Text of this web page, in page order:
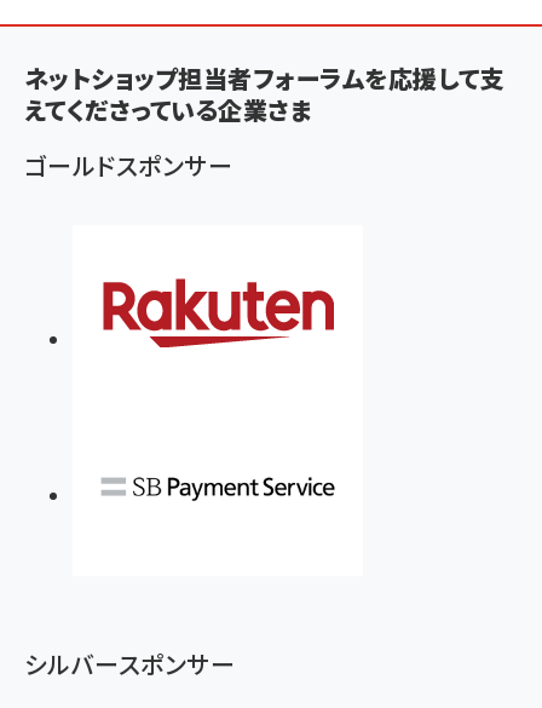
ン
く
ず
ネットショップ担当者フォーラムを応援して支
えてくださっている企業さま
ゴールドスポンサー
シルバースポンサー